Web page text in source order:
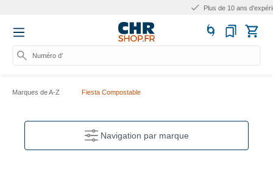
Numéro d'artic
Marques de A-Z Fiesta Compostable
Navigation par marque